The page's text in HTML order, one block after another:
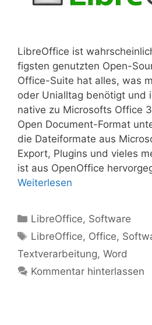
Libre­Of­fice ist
figs­ten genutz­ten Open-
Office-Suite hat alles, was
oder Uni­all­tag benö­tigt
na­ti­ve zu Micro­softs Office
Open Docu­­ment-For­­mat
die Datei­for­ma­te aus
Export, Plug­ins und vie­les
ist aus Open­Of­fice
Wei­ter­le­sen
Kategorien
LibreOffice, Software
Schlagwörter
LibreOffice, Office,
Textverarbeitung, Word
Kommentar hinterlassen